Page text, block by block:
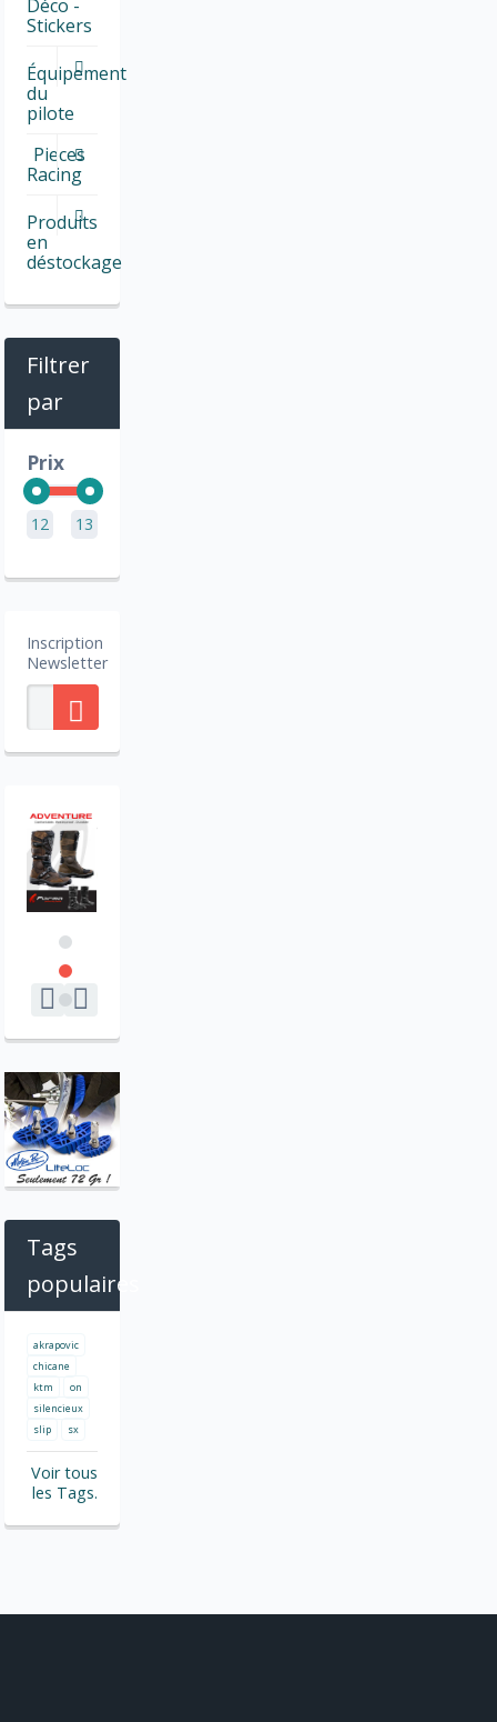
Déco -
Stickers
Équipement
du
pilote
Pieces
Racing
Produits
en
déstockage
Filtrer
par
Prix
12 13
Inscription
Newsletter
Tags
populaires
akrapovic
chicane
ktm
on
silencieux
slip
sx
Voir tous
les Tags.